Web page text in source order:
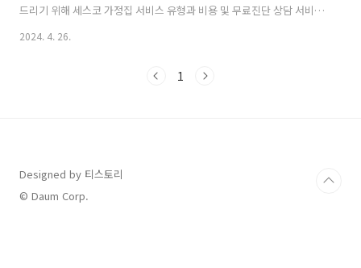
드리기 위해 세스코 가정집 서비스 유형과 비용 및 무료진단 상담 서비스
에 대한 정보를 자세히 알아보도록 하겠습니다. 세스코 가정집 서비스 유
비스를 제공합니다. 각 서비스는 고객의 필요에 맞추어 세심하게 설계되
2024. 4. 26.
1
Designed by 티스토리
© Daum Corp.